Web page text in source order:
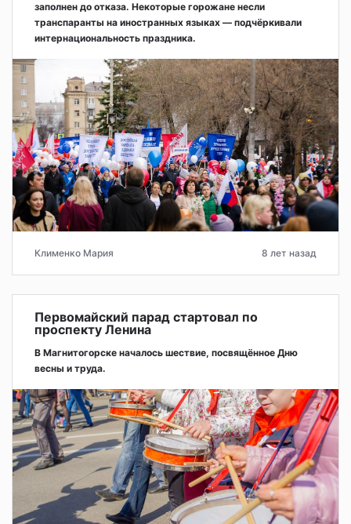
заполнен до отказа. Некоторые горожане несли
транспаранты на иностранных языках — подчёркивали
интернациональность праздника.
Клименко Мария 8 лет назад
Первомайский парад стартовал по
проспекту Ленина
В Магнитогорске началось шествие, посвящённое Дню
весны и труда.